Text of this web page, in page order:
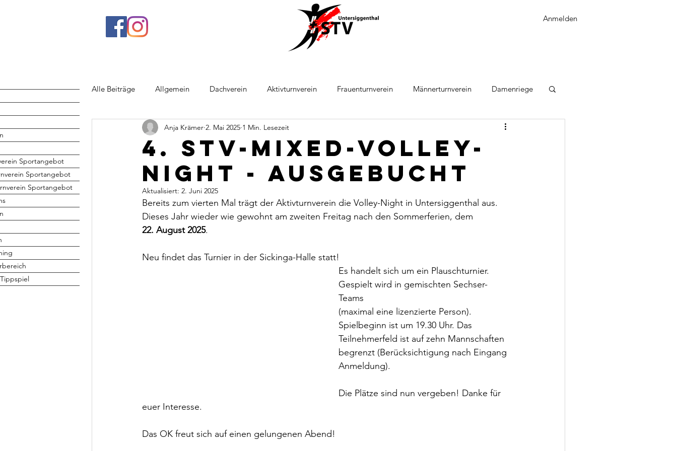
Anmelden
Alle Beiträge Allgemein Dachverein Aktivturnverein Frauenturnverein Männerturnverein Damenriege
Jugend Volleyball Leichtathletik
4. STV-Mixed-Volley-
Night - Ausgebucht
Anja Krämer 2. Mai 2025 1 Min. Lesezeit
Aktualisiert: 2. Juni 2025
Bereits zum vierten Mal trägt der Aktivturnverein die Volley-Night in Untersiggenthal aus.
Dieses Jahr wieder wie gewohnt am zweiten Freitag nach den Sommerferien, dem
22. August 2025.
Neu findet das Turnier in der Sickinga-Halle statt!
Es handelt sich um ein Plauschturnier.
Gespielt wird in gemischten Sechser-
Teams
(maximal eine lizenzierte Person).
Spielbeginn ist um 19.30 Uhr. Das
Teilnehmerfeld ist auf zehn Mannschaften
begrenzt (Berücksichtigung nach Eingang
Anmeldung).
Die Plätze sind nun vergeben! Danke für
euer Interesse.
Das OK freut sich auf einen gelungenen Abend!
Sportangebot
Sportangebot
Sportangebot